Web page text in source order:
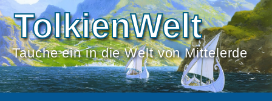
TolkienWelt
Tauche ein in die Welt von Mittelerde